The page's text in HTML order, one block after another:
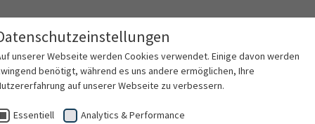
unserer Webseite werden Cookies verwendet. Einige davon werden
benötigt, während es uns andere ermöglichen, Ihre
auf unserer Webseite zu verbessern.
Essentiell Analytics & Performance